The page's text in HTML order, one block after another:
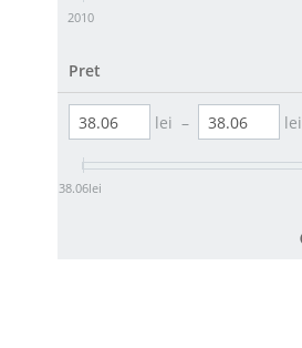
2010
Pret
lei – lei
38.06lei